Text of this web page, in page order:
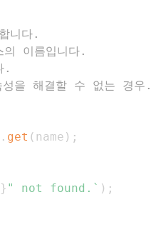
. get ( name ) ;
} " not found. ` ) ;